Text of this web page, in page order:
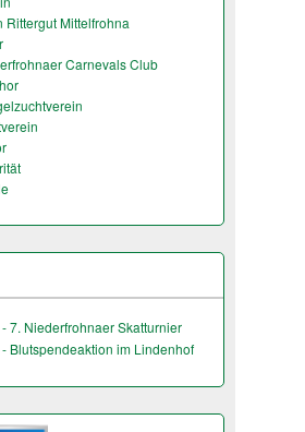
Rittergut Mittelfrohna
Carnevals Club
7. Niederfrohnaer Skatturnier
Blutspendeaktion im Lindenhof